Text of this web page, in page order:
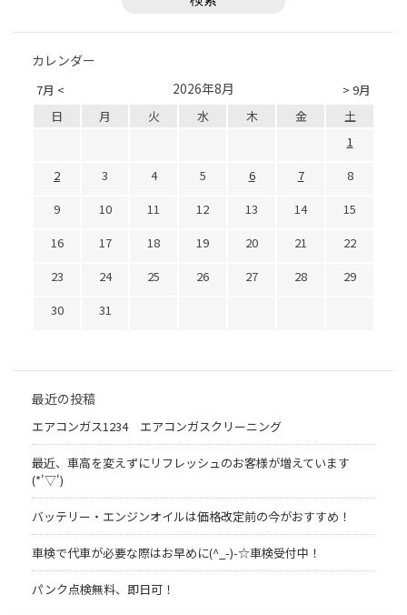
カレンダー
7月 < > 9月
2026年8月
日 月 火 水 木 金
土
1
2
3 4 5 6 7
8
9
10 11 12 13 14
15
16
17 18 19 20 21
22
23
24 25 26 27 28
29
30
31
最近の投稿
エアコンガス1234 エアコンガスクリーニング
最近、車高を変えずにリフレッシュのお客様が増えています
(*'▽')
バッテリー・エンジンオイルは価格改定前の今がおすすめ！
車検で代車が必要な際はお早めに(^_-)-☆車検受付中！
パンク点検無料、即日可！